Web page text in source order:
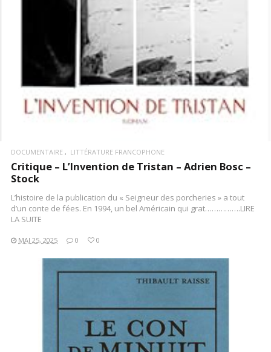
DOCUMENTAIRE LITTÉRATURE FRANCOPHONE
Critique – L’Invention de Tristan – Adrien Bosc –
Stock
L’histoire de la publication du « Seigneur des porcheries » a tout
d’un conte de fées. En 1994, un bel Américain qui grat…………….LIRE
LA SUITE
MAI 25, 2025 0 0